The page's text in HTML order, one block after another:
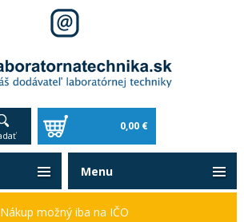
0,00 €
Nákup možný iba na IČO
Menu